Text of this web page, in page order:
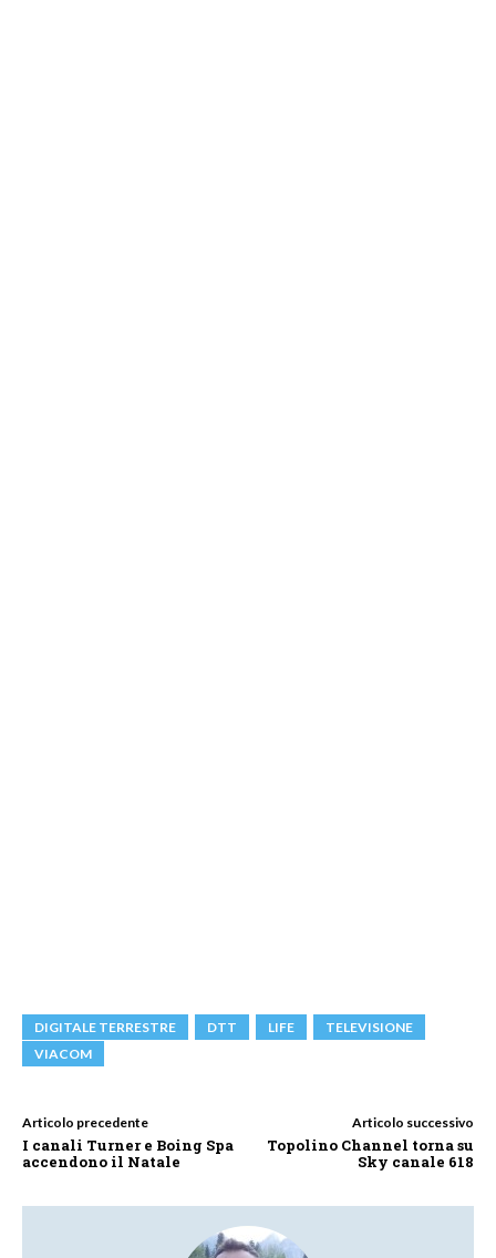
DIGITALE TERRESTRE DTT LIFE
TELEVISIONE
VIACOM
Articolo precedente
I canali Turner e Boing Spa
accendono il Natale
Articolo successivo
Topolino Channel torna su
Sky canale 618